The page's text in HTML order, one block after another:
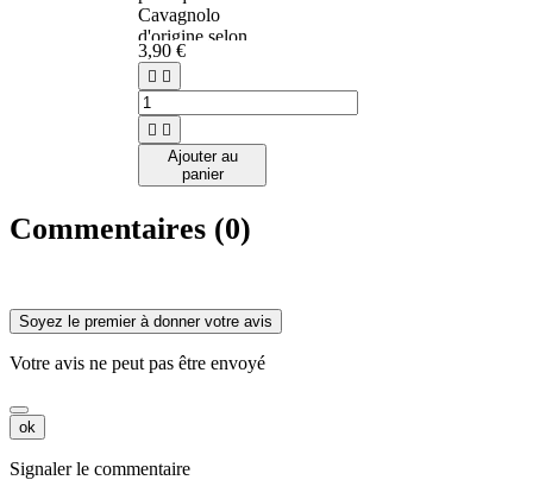
Cavagnolo
d'origine selon
les modèles.
3,90 €
 
 
Ajouter au
panier
Commentaires (0)
Soyez le premier à donner votre avis
Votre avis ne peut pas être envoyé
ok
Signaler le commentaire